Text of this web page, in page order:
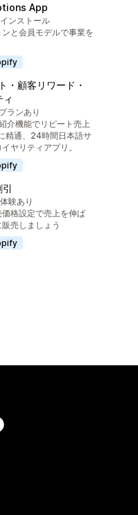
App
894件
ンストール
と会員モデルで事業を
・顧客リワード・
781件
ランあり
介機能でリピート売上
精通、24時間日本語サ
ヤリティアプリ。
687件
験あり
格設定で売上を伸ば
売しましょう